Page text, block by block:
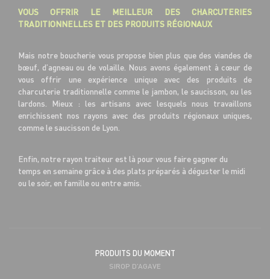
VOUS OFFRIR LE MEILLEUR DES CHARCUTERIES
TRADITIONNELLES ET DES PRODUITS RÉGIONAUX
Mais notre boucherie vous propose bien plus que des viandes de
bœuf, d’agneau ou de volaille. Nous avons également à cœur de
vous offrir une expérience unique avec des produits de
charcuterie traditionnelle comme le jambon, le saucisson, ou les
lardons. Mieux : les artisans avec lesquels nous travaillons
enrichissent nos rayons avec des produits régionaux uniques,
comme le saucisson de Lyon.
Enfin, notre rayon traiteur est là pour vous faire gagner du
temps en semaine grâce à des plats préparés à déguster le midi
ou le soir, en famille ou entre amis.
PRODUITS DU MOMENT
SIROP D’AGAVE